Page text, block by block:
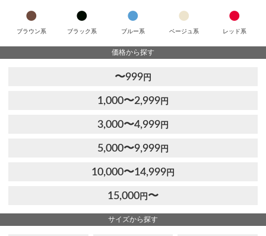
ブラウン系 ブラック系 ブルー系 ベージュ系 レッド系
価格から探す
〜999 円
1,000〜2,999 円
3,000〜4,999 円
5,000〜9,999 円
10,000〜14,999 円
15,000 円 〜
サイズから探す